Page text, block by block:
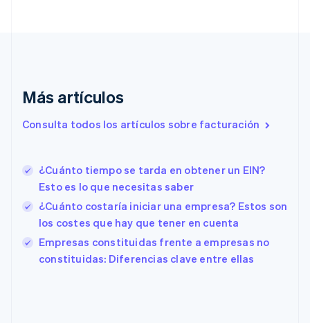
Más artículos
Consulta todos los artículos sobre facturación
¿Cuánto tiempo se tarda en obtener un EIN?
Esto es lo que necesitas saber
¿Cuánto costaría iniciar una empresa? Estos son
los costes que hay que tener en cuenta
Empresas constituidas frente a empresas no
constituidas: Diferencias clave entre ellas
English
English
España
Estados Unidos
EnglishEspañol简体中文
Estonia
Finlandia
English Svenska